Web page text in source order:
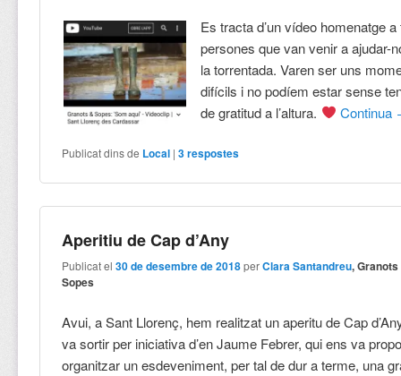
Es tracta d’un vídeo homenatge
persones que van venir a ajudar-
la torrentada. Varen ser uns
difícils i no podíem estar sense
de gratitud a l’altura.
Continua
Publicat dins de Local |3respostes
Aperitiu de Cap d’Any
Publicat el30 de desembre de 2018 perClara Santandreu,
Sopes
Avui, a Sant Llorenç, hem realitzat un aperitu de Cap
va sortir per iniciativa d’en Jaume Febrer, qui ens va
organitzar un esdeveniment, per tal de dur a terme, una